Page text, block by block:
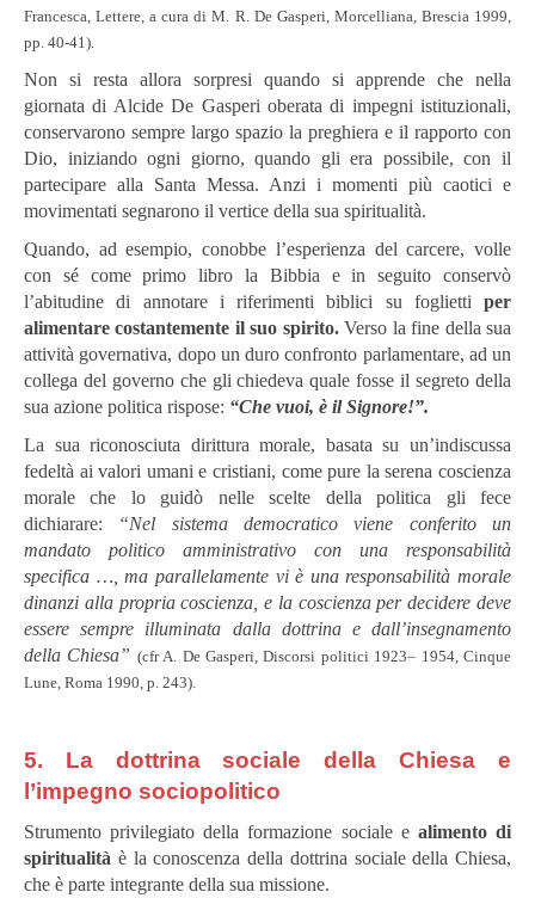
Francesca, Lettere, a cura di M. R. De Gasperi, Morcelliana, Brescia 1999,
pp. 40-41).
Non si resta allora sorpresi quando si apprende che nella
giornata di Alcide De Gasperi oberata di impegni istituzionali,
conservarono sempre largo spazio la preghiera e il rapporto con
Dio, iniziando ogni giorno, quando gli era possibile, con il
partecipare alla Santa Messa. Anzi i momenti più caotici e
movimentati segnarono il vertice della sua spiritualità.
Quando, ad esempio, conobbe l’esperienza del carcere, volle
con sé come primo libro la Bibbia e in seguito conservò
l’abitudine di annotare i riferimenti biblici su foglietti per
alimentare costantemente il suo spirito.Verso la fine della sua
attività governativa, dopo un duro confronto parlamentare, ad un
collega del governo che gli chiedeva quale fosse il segreto della
sua azione politica rispose: “Che vuoi, è il Signore!”.
La sua riconosciuta dirittura morale, basata su un’indiscussa
fedeltà ai valori umani e cristiani, come pure la serena coscienza
morale che lo guidò nelle scelte della politica gli fece
dichiarare: “Nel sistema democratico viene conferito un
mandato politico amministrativo con una responsabilità
specifica …, ma parallelamente vi è una responsabilità morale
dinanzi alla propria coscienza, e la coscienza per decidere deve
essere sempre illuminata dalla dottrina e dall’insegnamento
della Chiesa” (cfr A. De Gasperi, Discorsi politici 1923– 1954, Cinque
Lune, Roma 1990, p. 243).
5. La dottrina sociale della Chiesa e
l’impegno sociopolitico
Strumento privilegiato della formazione sociale e alimento di
spiritualità è la conoscenza della dottrina sociale della Chiesa,
che è parte integrante della sua missione.